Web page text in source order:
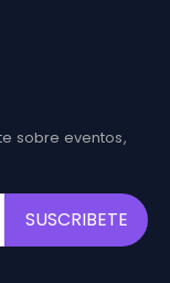
sobre eventos,